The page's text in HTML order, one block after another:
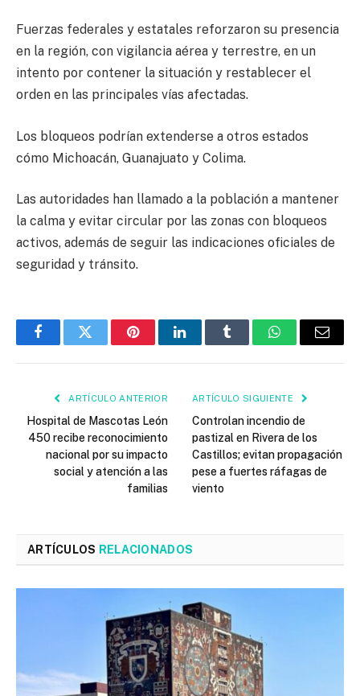
Fuerzas federales y estatales reforzaron su presencia
en la región, con vigilancia aérea y terrestre, en un
intento por contener la situación y restablecer el
orden en las principales vías afectadas.
Los bloqueos podrían extenderse a otros estados
cómo Michoacán, Guanajuato y Colima.
Las autoridades han llamado a la población a mantener
la calma y evitar circular por las zonas con bloqueos
activos, además de seguir las indicaciones oficiales de
seguridad y tránsito.
FacebookTwitter PinterestLinkedInTumblr WhatsAppEmail
ARTÍCULO ANTERIOR
Hospital de Mascotas León
450 recibe reconocimiento
nacional por su impacto
social y atención a las
familias
ARTÍCULO SIGUIENTE
Controlan incendio de
pastizal en Rivera de los
Castillos; evitan propagación
pese a fuertes ráfagas de
viento
ARTÍCULOS RELACIONADOS